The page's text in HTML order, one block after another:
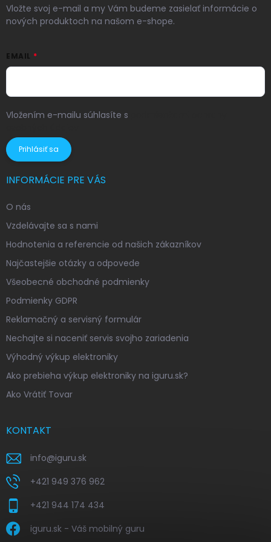
Vložte svoj e-mail a my Vám budeme zasielať informácie o
nových produktoch na našom e-shope.
EMAIL
Vložením e-mailu súhlasíte s
Prihlásiť sa
INFORMÁCIE PRE VÁS
O nás
Vzdelávajte sa s nami
Hodnotenia a referencie od našich zákazníkov
Najčastejšie otázky a odpovede
Všeobecné obchodné podmienky
Podmienky GDPR
Reklamačný a servisný formulár
Nechajte si naceniť servis svojho zariadenia
Výhodný výkup elektroniky
Ako prebieha výkup elektroniky na iguru.sk?
Ako Vrátiť Tovar
KONTAKT
info@iguru.sk
+421 949 376 962
+421 944 174 434
iguru.sk - Váš mobilný guru